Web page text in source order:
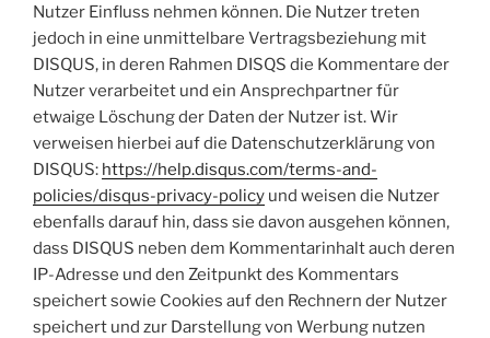
Nutzer Einfluss nehmen können. Die Nutzer treten
jedoch in eine unmittelbare Vertragsbeziehung mit
DISQUS, in deren Rahmen DISQS die Kommentare der
Nutzer verarbeitet und ein Ansprechpartner für
etwaige Löschung der Daten der Nutzer ist. Wir
verweisen hierbei auf die Datenschutzerklärung von
DISQUS: https://help.disqus.com/terms-and-
policies/disqus-privacy-policy und weisen die Nutzer
ebenfalls darauf hin, dass sie davon ausgehen können,
dass DISQUS neben dem Kommentarinhalt auch deren
IP-Adresse und den Zeitpunkt des Kommentars
speichert sowie Cookies auf den Rechnern der Nutzer
speichert und zur Darstellung von Werbung nutzen